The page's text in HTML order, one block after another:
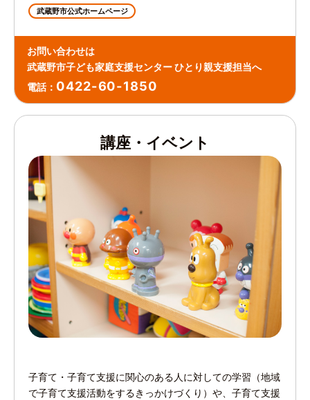
武蔵野市公式ホームページ
お問い合わせは
武蔵野市子ども家庭支援センター ひとり親支援担当へ
電話： 0422-60-1850
講座・イベント
子育て・子育て支援に関心のある人に対しての学習（地域
で子育て支援活動をするきっかけづくり）や、子育て支援